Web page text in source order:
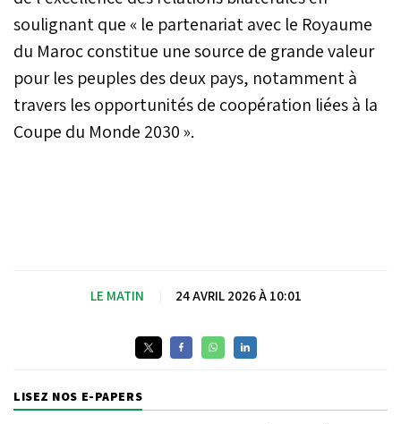
soulignant que « le partenariat avec le Royaume
du Maroc constitue une source de grande valeur
pour les peuples des deux pays, notamment à
travers les opportunités de coopération liées à la
Coupe du Monde 2030 ».
LE MATIN 24 AVRIL 2026 À 10:01
LISEZ NOS E-PAPERS